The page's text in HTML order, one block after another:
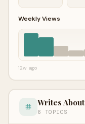
Weekly Views
12w ago
Writes About
6 TOPICS